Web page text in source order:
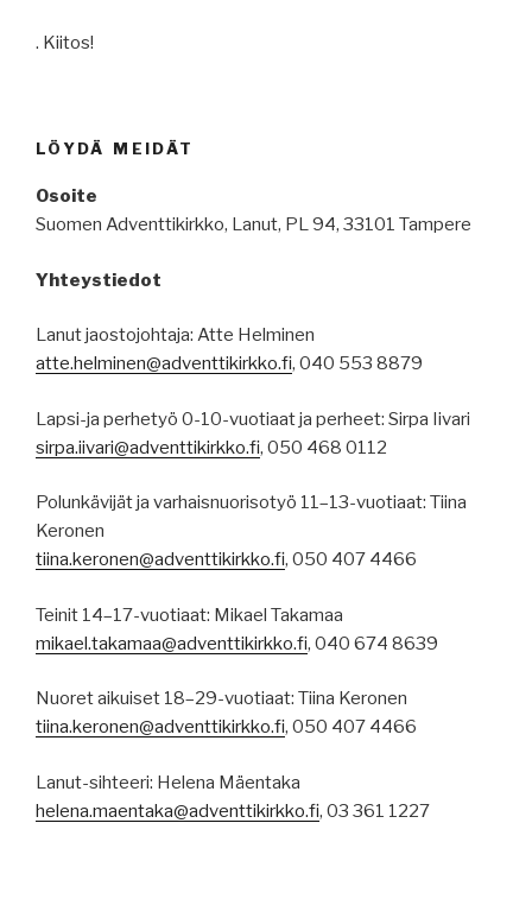
. Kiitos!
LÖYDÄ MEIDÄT
Osoite
Suomen Adventtikirkko, Lanut, PL 94, 33101 Tampere
Yhteystiedot
Lanut jaostojohtaja: Atte Helminen
atte.helminen@adventtikirkko.fi, 040 553 8879
Lapsi-ja perhetyö 0-10-vuotiaat ja perheet: Sirpa Iivari
sirpa.iivari@adventtikirkko.fi, 050 468 0112
Polunkävijät ja varhaisnuorisotyö 11–13-vuotiaat: Tiina
Keronen
tiina.keronen@adventtikirkko.fi, 050 407 4466
Teinit 14–17-vuotiaat: Mikael Takamaa
mikael.takamaa@adventtikirkko.fi, 040 674 8639
Nuoret aikuiset 18–29-vuotiaat: Tiina Keronen
tiina.keronen@adventtikirkko.fi, 050 407 4466
Lanut-sihteeri: Helena Mäentaka
helena.maentaka@adventtikirkko.fi, 03 361 1227